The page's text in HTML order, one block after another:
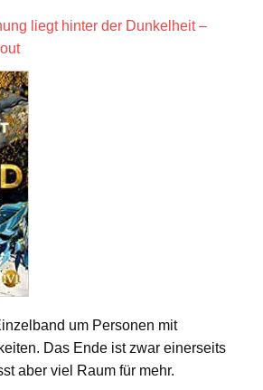
liegt hinter der Dunkelheit –
um Personen mit
Das Ende ist zwar einerseits
aber viel Raum für mehr.